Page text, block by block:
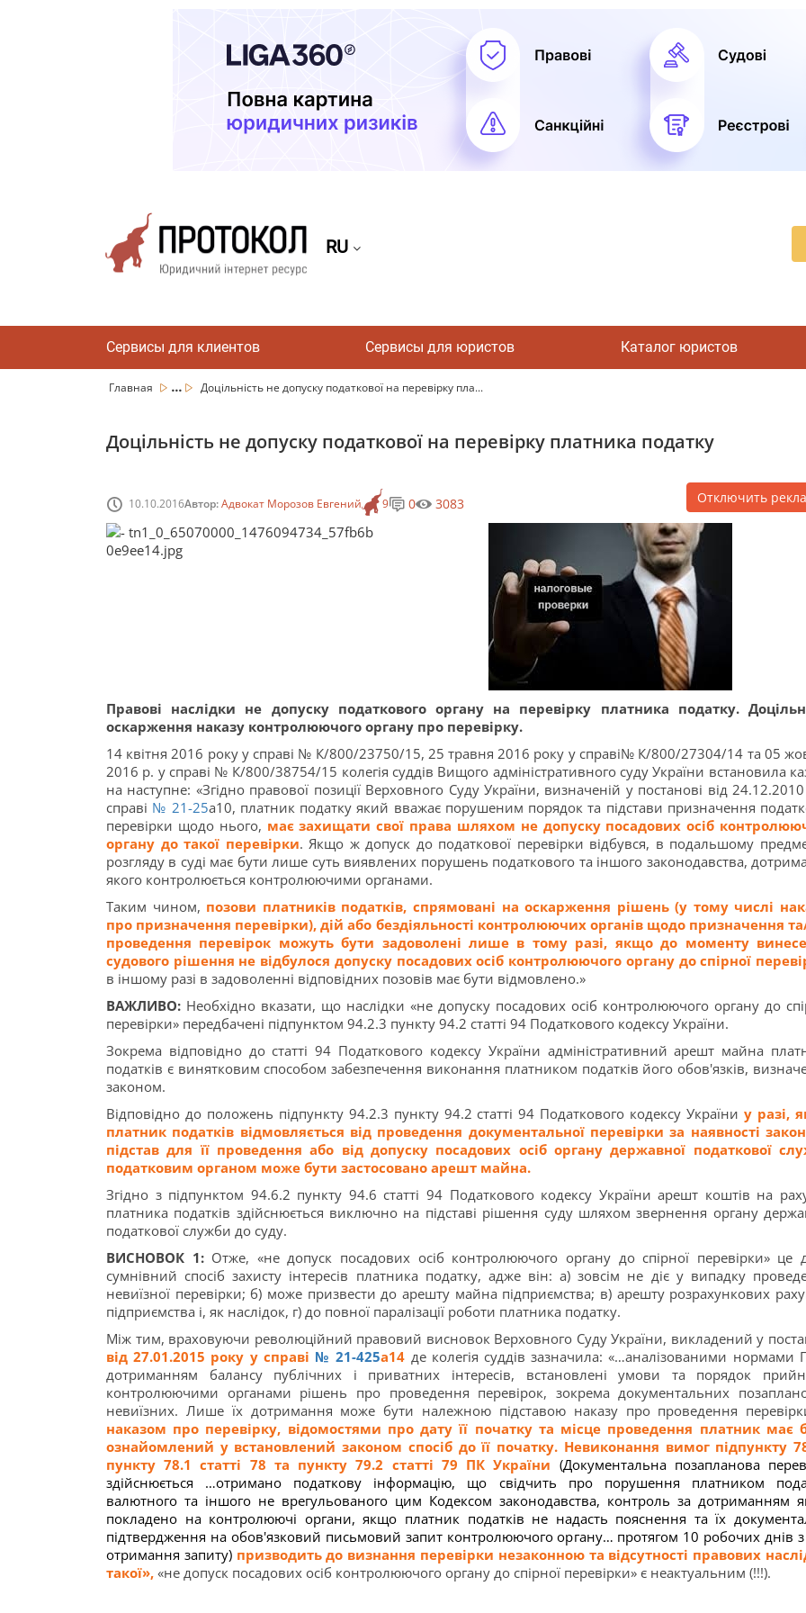
RU
Сервисы для клиентов Сервисы для юристов Каталог юристов
Главная ... Доцільність не допуску податкової на перевірку пла...
Доцільність не допуску податкової на перевірку платника податку
10.10.2016Автор:Адвокат Морозов Евгений 9 0 3083 Отключить
Правові наслідки не допуску податкового органу на перевірку платника податку.
оскарження наказу контролюючого органу про перевірку.
14 квітня 2016 року у справі № К/800/23750/15, 25 травня 2016 року у справі№ К/800/27304/14 та 05
2016 р. у справі № К/800/38754/15 колегія суддів Вищого адміністративного суду України встановила
на наступне: «Згідно правової позиції Верховного Суду України, визначеній у постанові від
справі № 21-25а10, платник податку який вважає порушеним порядок та підстави призначення
перевірки щодо нього, має захищати свої права шляхом не допуску посадових осіб
органу до такої перевірки. Якщо ж допуск до податкової перевірки відбувся, в подальшому
розгляду в суді має бути лише суть виявлених порушень податкового та іншого законодавства,
якого контролюється контролюючими органами.
Таким чином, позови платників податків, спрямовані на оскарження рішень (у тому числі
про призначення перевірки), дій або бездіяльності контролюючих органів щодо призначення
проведення перевірок можуть бути задоволені лише в тому разі, якщо до моменту
судового рішення не відбулося допуску посадових осіб контролюючого органу до спірної
в іншому разі в задоволенні відповідних позовів має бути відмовлено.»
ВАЖЛИВО: Необхідно вказати, що наслідки «не допуску посадових осіб контролюючого органу до
перевірки» передбачені підпунктом 94.2.3 пункту 94.2 статті 94 Податкового кодексу України.
Зокрема відповідно до статті 94 Податкового кодексу України адміністративний арешт майна
податків є винятковим способом забезпечення виконання платником податків його обов'язків,
законом.
Відповідно до положень підпункту 94.2.3 пункту 94.2 статті 94 Податкового кодексу Україниу разі,
платник податків відмовляється від проведення документальної перевірки за наявності
підстав для її проведення або від допуску посадових осіб органу державної податкової
податковим органом може бути застосовано арешт майна.
Згідно з підпунктом 94.6.2 пункту 94.6 статті 94 Податкового кодексу України арешт коштів на
платника податків здійснюється виключно на підставі рішення суду шляхом звернення органу
податкової служби до суду.
ВИСНОВОК 1: Отже, «не допуск посадових осіб контролюючого органу до спірної перевірки» це
сумнівний спосіб захисту інтересів платника податку, адже він: а) зовсім не діє у випадку
невиїзної перевірки; б) може призвести до арешту майна підприємства; в) арешту розрахункових
підприємства і, як наслідок, г) до повної паралізації роботи платника податку.
Між тим, враховуючи революційний правовий висновок Верховного Суду України, викладений у
від 27.01.2015 року у справі № 21-425а14 де колегія суддів зазначила: «…аналізованими нормами
дотриманням балансу публічних і приватних інтересів, встановлені умови та порядок
контролюючими органами рішень про проведення перевірок, зокрема документальних
невиїзних. Лише їх дотримання може бути належною підставою наказу про проведення
наказом про перевірку, відомостями про дату її початку та місце проведення платник має
ознайомлений у встановлений законом спосіб до її початку. Невиконання вимог підпункту
пункту 78.1 статті 78 та пункту 79.2 статті 79 ПК України (Документальна позапланова
здійснюється …отримано податкову інформацію, що свідчить про порушення платником
валютного та іншого не врегульованого цим Кодексом законодавства, контроль за дотриманням
покладено на контролюючі органи, якщо платник податків не надасть пояснення та їх
підтвердження на обов'язковий письмовий запит контролюючого органу… протягом 10 робочих днів
отримання запиту) призводить до визнання перевірки незаконною та відсутності правових
такої», «не допуск посадових осіб контролюючого органу до спірної перевірки» є неактуальним (!!!).